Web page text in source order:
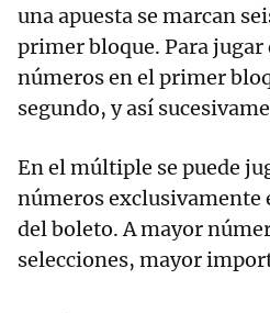
una apuesta se marcan
primer bloque. Para jugar
números en el primer
segundo, y así
En el múltiple se puede
números exclusivamente
del boleto. A mayor
selecciones, mayor